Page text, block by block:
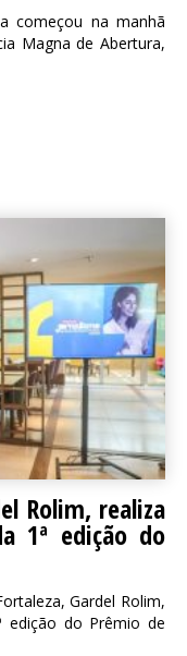
começou na manhã
Magna de Abertura,
Rolim, realiza
1ª edição do
Gardel Rolim,
edição do Prêmio de